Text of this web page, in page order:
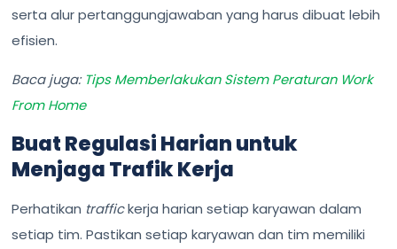
serta alur pertanggungjawaban yang harus dibuat lebih
efisien.
Baca juga: Tips Memberlakukan Sistem Peraturan Work
From Home
Buat Regulasi Harian untuk
Menjaga Trafik Kerja
Perhatikan traffickerja harian setiap karyawan dalam
setiap tim. Pastikan setiap karyawan dan tim memiliki